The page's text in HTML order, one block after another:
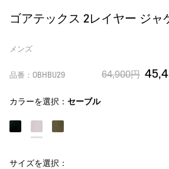
ゴアテックス 2レイヤー ジャ
メンズ
品番：OBHBU29 64,900円
カラーを選択： セーブル
サイズを選択：